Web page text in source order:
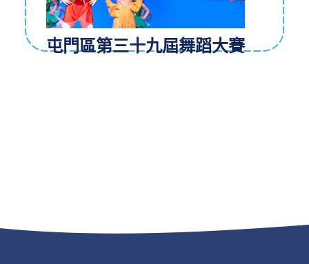
屯門區第三十九屆舞蹈大賽